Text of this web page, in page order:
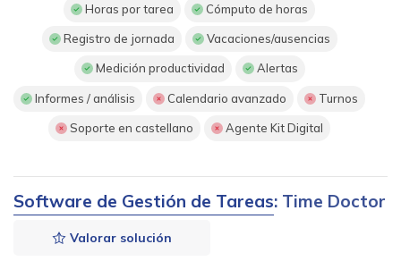
Horas por tarea Cómputo de horas
Registro de jornada Vacaciones/ausencias
Medición productividad Alertas
Informes / análisis Calendario avanzado Turnos
Soporte en castellano Agente Kit Digital
Software de Gestión de Tareas: Time Doctor
Valorar solución